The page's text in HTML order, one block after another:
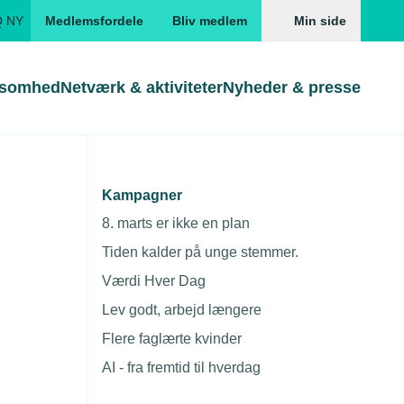
NY Medlemsfordele Bliv medlem Min side
Gå direkte til
Skabeloner og kontrakter
Beregn opsigelsesvarsel
Gå direkte til
Skabeloner
TEKNIQ app
Netværk & aktiviteterNyheder & presse
Kampagner
8. marts er ikke en plan
Tiden kalder på unge stemmer.
Værdi Hver Dag
Lev godt, arbejd længere
Flere faglærte kvinder
AI - fra fremtid til hverdag